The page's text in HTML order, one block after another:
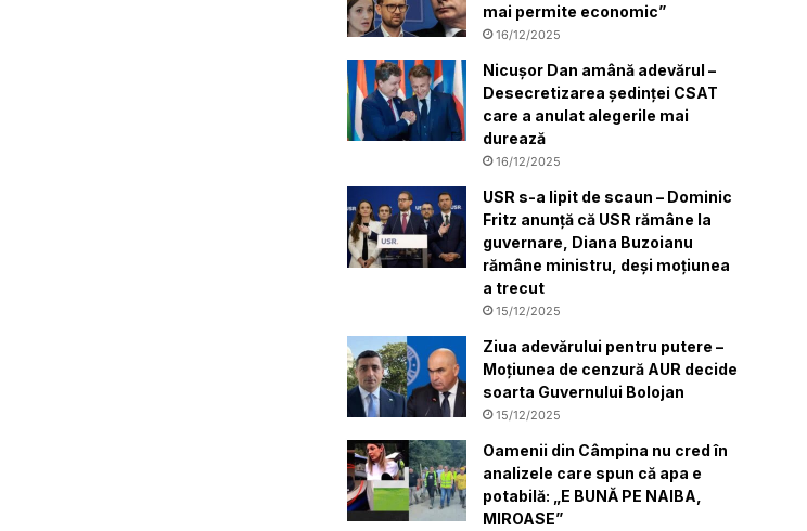
mai permite economic”
16/12/2025
Nicușor Dan amână adevărul –
Desecretizarea ședinței CSAT
care a anulat alegerile mai
durează
16/12/2025
USR s-a lipit de scaun – Dominic
Fritz anunță că USR rămâne la
guvernare, Diana Buzoianu
rămâne ministru, deși moțiunea
a trecut
15/12/2025
Ziua adevărului pentru putere –
Moțiunea de cenzură AUR decide
soarta Guvernului Bolojan
15/12/2025
Oamenii din Câmpina nu cred în
analizele care spun că apa e
potabilă: „E BUNĂ PE NAIBA,
MIROASE”